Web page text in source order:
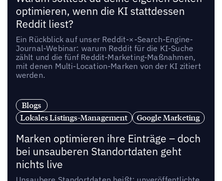
optimieren, wenn die KI stattdessen
Reddit liest?
Ein Rückblick auf unser Reddit-×-Search-Engine-
Journal-Webinar: warum Reddit für die KI-Suche
zählt und die fünf Reddit-Marketing-Maßnahmen,
mit denen Multi-Location-Marken von der KI zitiert
werden.
Blogs
Lokales Listings-Management
Google Marketing
Marken optimieren ihre Einträge – doch
bei unsauberen Standortdaten geht
nichts live